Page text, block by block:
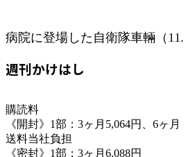
病院に登場した自衛隊車輛（
週刊かけはし
購読料
《開封》1部：3ヶ月5,064円、6ヶ
送料当社負担
《密封》1部：3ヶ月6,088円